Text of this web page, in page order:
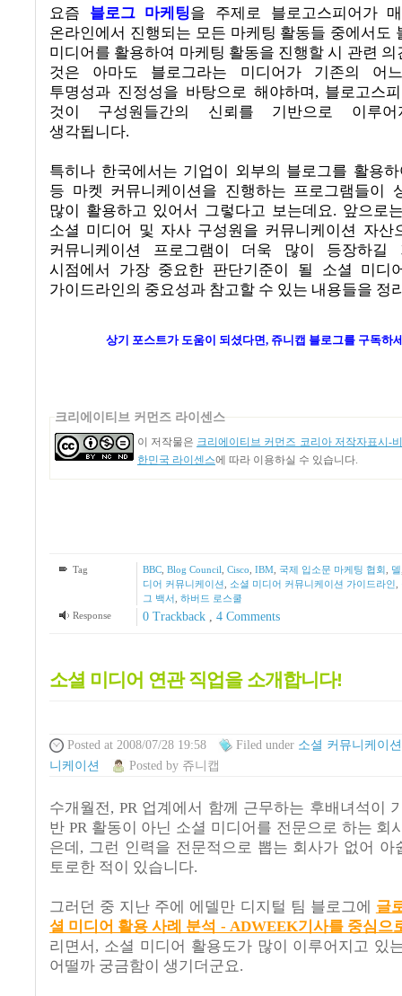
요즘 블로그 마케팅을 주제로 블로고스피어가
온라인에서 진행되는 모든 마케팅 활동들 중에서도
미디어를 활용하여 마케팅 활동을 진행할 시 관련
것은 아마도 블로그라는 미디어가 기존의 어
투명성과 진정성을 바탕으로 해야하며, 블로고스
것이 구성원들간의 신뢰를 기반으로 이루어
생각됩니다.
특히나 한국에서는 기업이 외부의 블로그를 활용
등 마켓 커뮤니케이션을 진행하는 프로그램들이
많이 활용하고 있어서 그렇다고 보는데요. 앞으로
소셜 미디어 및 자사 구성원을 커뮤니케이션 자산
커뮤니케이션 프로그램이 더욱 많이 등장하길
시점에서 가장 중요한 판단기준이 될 소셜 미디
가이드라인의 중요성과 참고할 수 있는 내용들을 정
상기 포스트가 도움이 되셨다면, 쥬니캡 블로그를 구독하
크리에이티브 커먼즈 라이센스
이 저작물은 크리에이티브 커먼즈 코리아 저작자표시-
한민국 라이센스에 따라 이용하실 수 있습니다.
Tag BBC, Blog Council Cisco IBM, 국제 입소문 마케팅 협회 델
디어 커뮤니케이션
소셜 미디어 커뮤니케이션 가이드라인
그 백서 하버드 로스쿨
Response
0 Trackback 4Comments
소셜 미디어 연관 직업을 소개합니다!
Posted at 2008/07/28 19:58 Filedunder 소셜 커뮤니케이
니케이션
Postedby 쥬니캡
수개월전, PR 업계에서 함께 근무하는 후배녀석이
반 PR 활동이 아닌 소셜 미디어를 전문으로 하는 회
은데, 그런 인력을 전문적으로 뽑는 회사가 없어 아
토로한 적이 있습니다.
그러던 중 지난 주에 에델만 디지털 팀 블로그에 글
셜 미디어 활용 사례 분석 - ADWEEK기사를 중심으
리면서, 소셜 미디어 활용도가 많이 이루어지고 있
어떨까 궁금함이 생기더군요.